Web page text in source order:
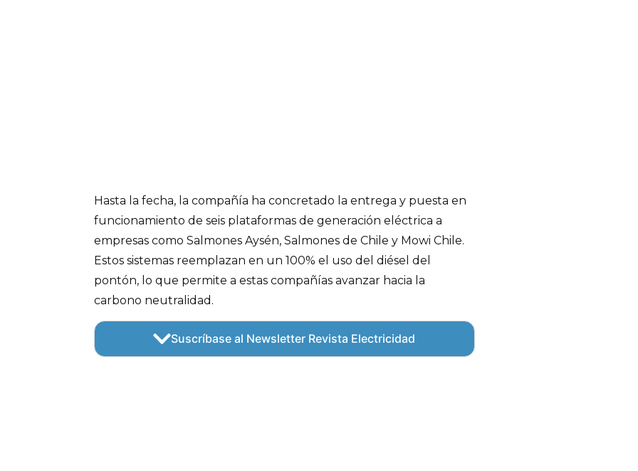
Hasta la fecha, la compañía ha concretado la entrega y puesta en
funcionamiento de seis plataformas de generación eléctrica a
empresas como Salmones Aysén, Salmones de Chile y Mowi Chile.
Estos sistemas reemplazan en un 100% el uso del diésel del
pontón, lo que permite a estas compañías avanzar hacia la
carbono neutralidad.
Suscríbase al Newsletter Revista Electricidad